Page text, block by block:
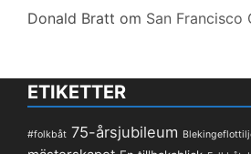
Donald Bratt om San Francisco
ETIKETTER
#folkbåt 75-årsjubileum